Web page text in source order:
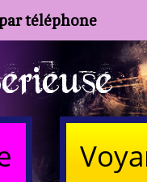
téléphone